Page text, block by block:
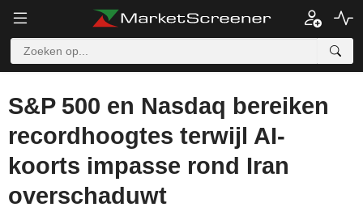
S&P 500 en Nasdaq bereiken
recordhoogtes terwijl AI-
koorts impasse rond Iran
overschaduwt